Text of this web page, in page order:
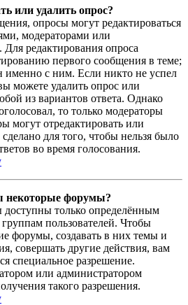
или удалить опрос?
опросы могут редактироваться
модераторами или
редактирования опроса
первого сообщения в теме;
именно с ним. Если никто не успел
можете удалить опрос или
из вариантов ответа. Однако
то только модераторы
могут отредактировать или
для того, чтобы нельзя было
во время голосования.
некоторые форумы?
только определённым
пользователей. Чтобы
форумы, создавать в них темы и
совершать другие действия, вам
специальное разрешение.
или администратором
такого разрешения.